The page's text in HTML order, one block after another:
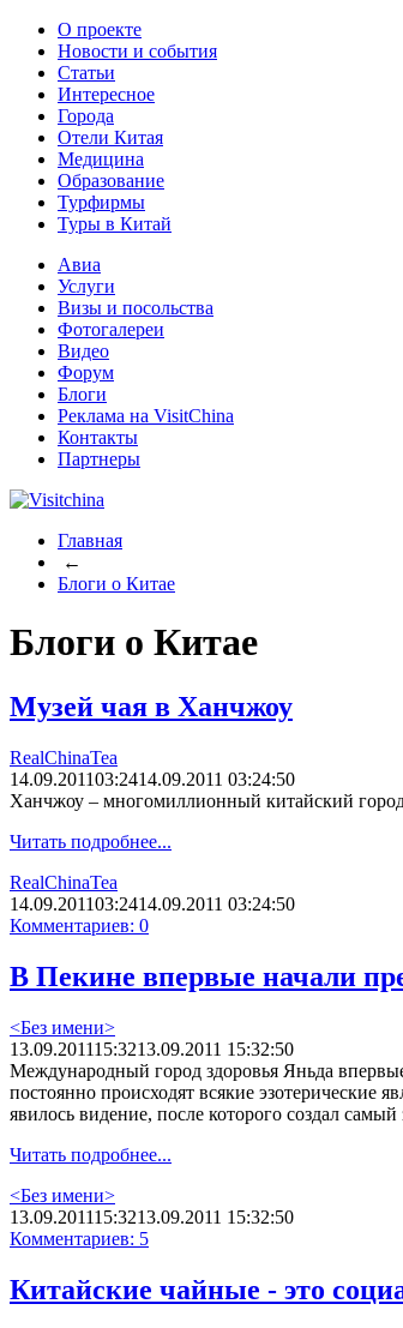
О проекте
Новости и события
Статьи
Интересное
Города
Отели Китая
Медицина
Образование
Турфирмы
Туры в Китай
Авиа
Услуги
Визы и посольства
Фотогалереи
Видео
Форум
Блоги
Реклама на VisitChina
Контакты
Партнеры
Главная
←
Блоги о Китае
Блоги о Китае
Музей чая в Ханчжоу
RealChinaTea
14.09.201103:2414.09.2011 03:24:50
Ханчжоу – многомиллионный китайский
Читать подробнее...
RealChinaTea
14.09.201103:2414.09.2011 03:24:50
Комментариев: 0
В Пекине впервые начали
<Без имени>
13.09.201115:3213.09.2011 15:32:50
Международный город здоровья Яньда
постоянно происходят всякие эзотерические
явилось видение, после которого создал
Читать подробнее...
<Без имени>
13.09.201115:3213.09.2011 15:32:50
Комментариев: 5
Китайские чайные - это